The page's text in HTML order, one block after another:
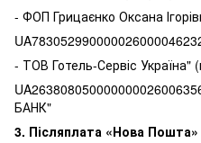
- ФОП Грицаєнко Оксана
- ТОВ Готель-Сервіс Україна"
БАНК"
3. Післяплата «Нова Пошта»